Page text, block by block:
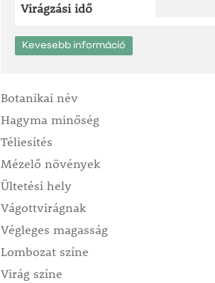
Virágzási idő
Kevesebb információ
Botanikai név
Hagyma minőség
Téliesítés
Mézelő növények
Ültetési hely
Vágottvirágnak
Végleges magasság
Lombozat színe
Virág színe